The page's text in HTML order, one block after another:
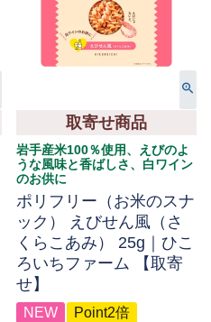
取寄せ商品
岩手産米100％使用、えびのよ
うな風味と香ばしさ、白ワイン
のお供に
ポリフリー（お米のスナ
ック） えびせん風（さ
くらこあみ） 25g｜ひこ
ろいちファーム 【取寄
せ】
NEW Point2倍